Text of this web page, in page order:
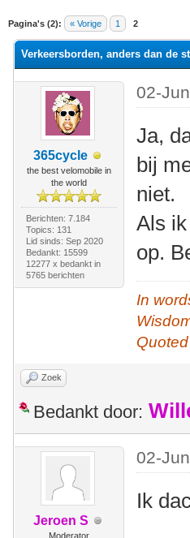
Pagina's (2): « Vorige 1 2
waardering is 0
Verkeersborden, anders dan de
365cycle
the best velomobile in
the world
Berichten: 7.184
Topics: 131
Lid sinds: Sep 2020
Bedankt: 15599
12277 x bedankt in
5765 berichten
02-
Ja,
bij
niet.
Als
op.
In
Zoek
Bedankt door:
Jeroen S
Moderator
02-
Ik